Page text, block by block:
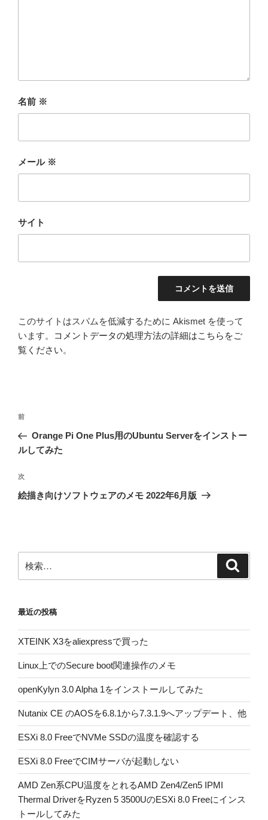
名前 ※
メール ※
サイト
このサイトはスパムを低減するために Akismet を使って
います。
コメントデータの処理方法の詳細はこちらをご
覧ください。
投
ナ
ゲ
ー
前
の
投
前
Orange Pi One Plus用のUbuntu Serverをインストー
ルしてみた
次
の
次
絵描き向けソフトウェアのメモ 2022年6月版
索:
最近の投稿
XTEINK X3をaliexpressで買った
Linux上でのSecure boot関連操作のメモ
openKylyn 3.0 Alpha 1をインストールしてみた
Nutanix CE のAOSを6.8.1から7.3.1.9へアップデート、他
ESXi 8.0 FreeでNVMe SSDの温度を確認する
ESXi 8.0 FreeでCIMサーバが起動しない
AMD Zen系CPU温度をとれるAMD Zen4/Zen5 IPMI
Thermal DriverをRyzen 5 3500UのESXi 8.0 Freeにインス
トールしてみた